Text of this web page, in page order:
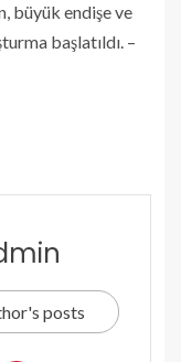
büyük endişe ve
başlatıldı. –
posts